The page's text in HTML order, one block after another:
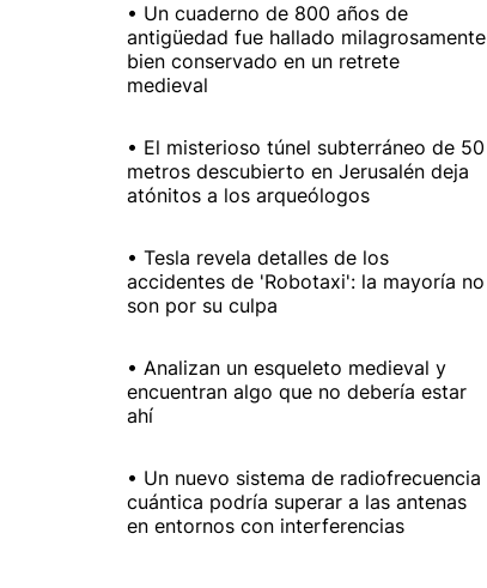
Un cuaderno de 800 años de
antigüedad fue hallado milagrosamente
bien conservado en un retrete
medieval
El misterioso túnel subterráneo de 50
metros descubierto en Jerusalén deja
atónitos a los arqueólogos
Tesla revela detalles de los
accidentes de 'Robotaxi': la mayoría no
son por su culpa
Analizan un esqueleto medieval y
encuentran algo que no debería estar
ahí
Un nuevo sistema de radiofrecuencia
cuántica podría superar a las antenas
en entornos con interferencias